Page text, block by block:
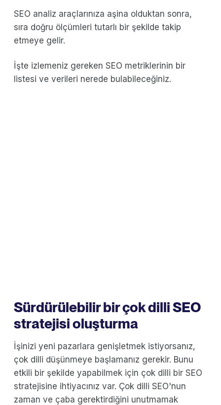
SEO analiz araçlarınıza aşina olduktan sonra,
sıra doğru ölçümleri tutarlı bir şekilde takip
etmeye gelir.
İşte izlemeniz gereken SEO metriklerinin bir
listesi ve verileri nerede bulabileceğiniz.
Sürdürülebilir bir çok dilli SEO
stratejisi oluşturma
İşinizi yeni pazarlara genişletmek istiyorsanız,
çok dilli düşünmeye başlamanız gerekir. Bunu
etkili bir şekilde yapabilmek için çok dilli bir SEO
stratejisine ihtiyacınız var. Çok dilli SEO'nun
zaman ve çaba gerektirdiğini unutmamak